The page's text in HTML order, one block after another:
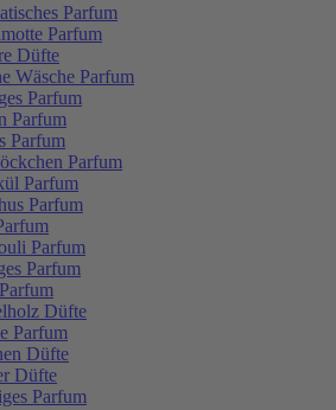
Parfum
Parfum
Düfte
Wäsche Parfum
Parfum
Parfum
Parfum
Parfum
Parfum
Parfum
Parfum
Parfum
Düfte
Parfum
Düfte
Düfte
Parfum